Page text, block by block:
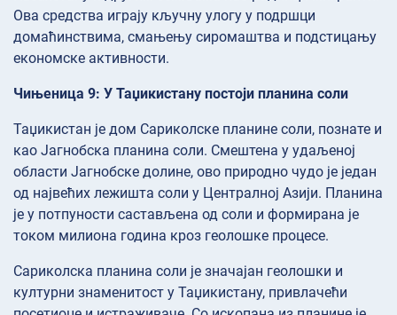
Ова средства играју кључну улогу у подршци
домаћинствима, смањењу сиромаштва и подстицању
економске активности.
Чињеница 9: У Таџикистану постоји планина соли
Таџикистан је дом Сариколске планине соли, познате и
као Јагнобска планина соли. Смештена у удаљеној
области Јагнобске долине, ово природно чудо је један
од највећих лежишта соли у Централној Азији. Планина
је у потпуности састављена од соли и формирана је
током милиона година кроз геолошке процесе.
Сариколска планина соли је значајан геолошки и
културни знаменитост у Таџикистану, привлачећи